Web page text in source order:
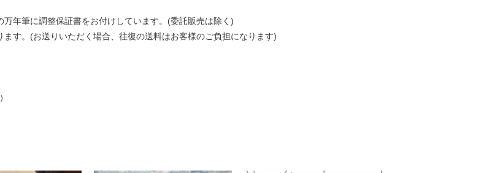
年筆に調整保証書をお付けしています。(委託販売は除く)
す。(お送りいただく場合、往復の送料はお客様のご負担になります)